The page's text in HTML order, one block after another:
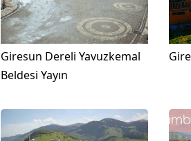
Giresun Dereli Yavuzkemal
Beldesi Yayın